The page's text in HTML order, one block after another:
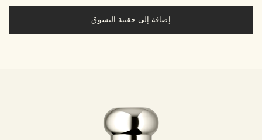
إضافة إلى حقيبة التسوق